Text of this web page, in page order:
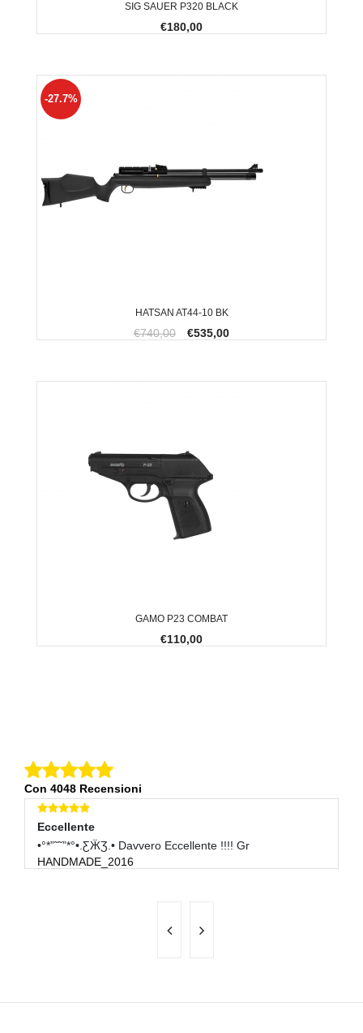
SIG SAUER P320 BLACK
€180,00
HATSAN AT44-10 BK
-27.7%
€740,00 €535,00
GAMO P23 COMBAT
€110,00
Con 4048 Recensioni
Eccellente
•°*”˜˜”*°•.ƸӜƷ.• Davvero Eccellente !!!! Gr
HANDMADE_2016